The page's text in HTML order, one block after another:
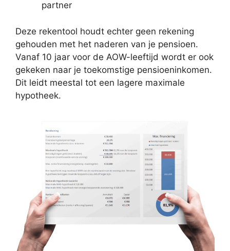
partner
Deze rekentool houdt echter geen rekening
gehouden met het naderen van je pensioen.
Vanaf 10 jaar voor de AOW-leeftijd wordt er ook
gekeken naar je toekomstige pensioeninkomen.
Dit leidt meestal tot een lagere maximale
hypotheek.